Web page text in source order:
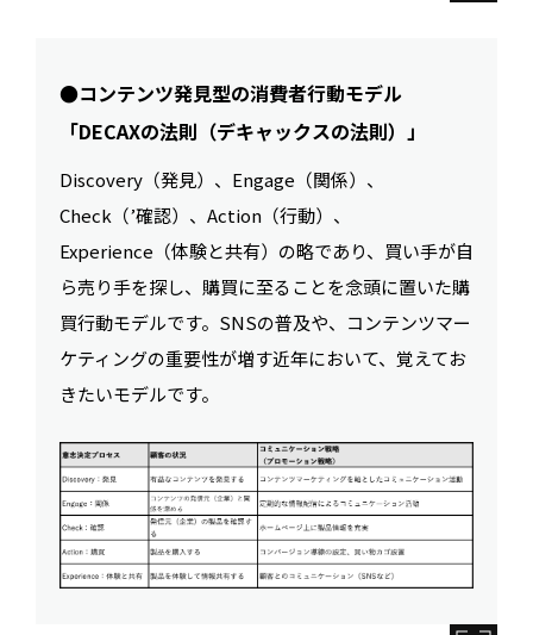
●コンテンツ発見型の消費者行動モデル
「DECAXの法則（デキャックスの法則）」
Discovery（発見）、Engage（関係）、
Check（’確認）、Action（行動）、
Experience（体験と共有）の略であり、買い手が自
ら売り手を探し、購買に至ることを念頭に置いた購
買行動モデルです。SNSの普及や、コンテンツマー
ケティングの重要性が増す近年において、覚えてお
きたいモデルです。